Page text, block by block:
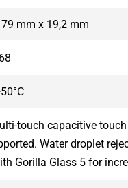
mm x 19,2 mm
touch capacitive
Water droplet
Gorilla Glass 5 for